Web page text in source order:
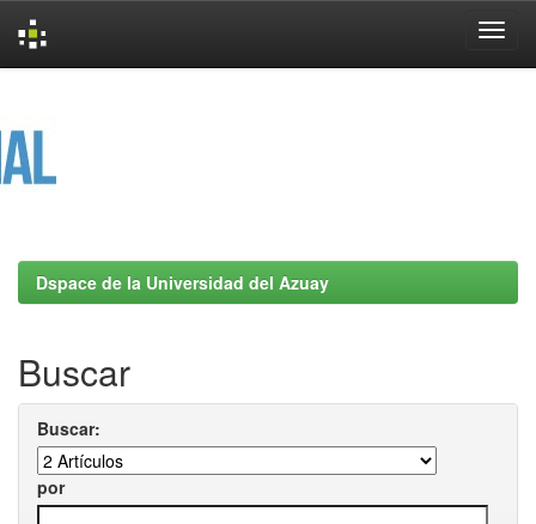
Dspace de la Universidad del Azuay
Buscar
Buscar:
por